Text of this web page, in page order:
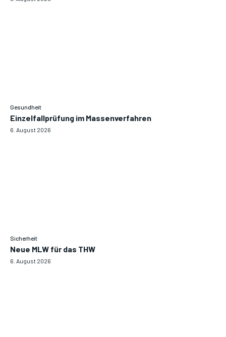
Gesundheit
Einzelfallprüfung im Massenverfahren
6. August 2026
Sicherheit
Neue MLW für das THW
6. August 2026